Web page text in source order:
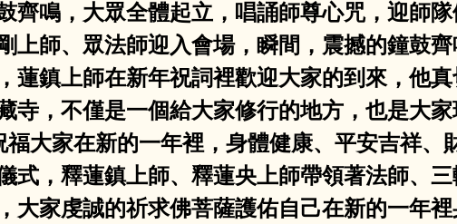
齊鳴，大眾全體起立，唱誦師尊心咒，迎師
上師、眾法師迎入會場，瞬間，震撼的鐘鼓齊
蓮鎮上師在新年祝詞裡歡迎大家的到來，他
寺，不僅是一個給大家修行的地方，也是大
福大家在新的一年裡，身體健康、平安吉祥、
式，釋蓮鎮上師、釋蓮央上師帶領著法師、
大家虔誠的祈求佛菩薩護佑自己在新的一年